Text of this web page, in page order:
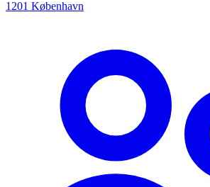
1201 København